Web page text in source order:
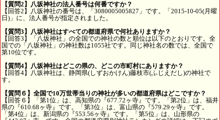
【質問2】八坂神社の法人番号は何番ですか？
【回答2】八坂神社の番号は、「3080005005827」です。「2015-10-05(月曜
日)」に、法人番号が指定されました。
【質問3】八坂神社はすべての都道府県で何社ありますか？
【回答3】「八坂神社」の全国での神社の数と順位は以下のとおりです。全
国での「八坂神社」の神社数は1055社です。同じ神社名の数では、全国で
第10位です。
【質問4】八坂神社はどこの県の、どこの市町村にありますか？
【回答4】八坂神社は、静岡県(しずおかけん)藤枝市(ふじえだし)の神社で
す。
【質問６】全国で10万世帯当りの神社が多いの都道府県はどこですか？
【回答６】「第1位」は、高知県の『677.72ヶ寺』です。「第2位」は、福井
県の『610.68ヶ寺』です。「第3位」は、富山県の『579.29ヶ寺』です。
「第4位」は、新潟県の『553.56ヶ寺』です。「第5位」は、山形県の